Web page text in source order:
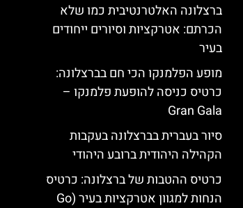
ברצלונה האלטרנטיבית כמו שלא
הכרתם: אטרקציות וסיורים ייחודים
בעיר
מופע הפלמנקו הכי חם בברצלונה:
כרטיס כניסה להופעת פלמנקו –
Gran Gala
סיור בעברית בברצלונה בעקבות
הקהילה היהודית ברובע היהודי
כרטיס ההטבות של ברצלונה: כרטיס
הנחות למגוון אטרקציות בעיר (Go